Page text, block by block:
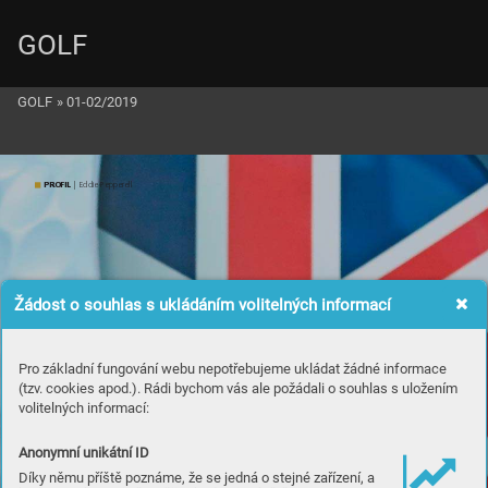
Žádost o souhlas s ukládáním volitelných informací
Pro základní fungování webu nepotřebujeme ukládat žádné informace
(tzv. cookies apod.). Rádi bychom vás ale požádali o souhlas s uložením
volitelných informací:
Anonymní unikátní ID
Díky němu příště poznáme, že se jedná o stejné zařízení, a
PROFIL | Eddie Pepperell
GOLF
GOLF » 01-02/2019